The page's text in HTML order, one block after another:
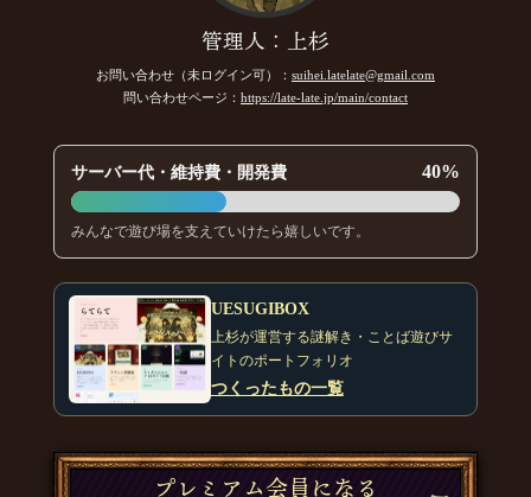
管理人：上杉
お問い合わせ（未ログイン可）： suihei.latelate@gmail.com
問い合わせページ： https://late-late.jp/main/contact
サーバー代・維持費・開発費 40%
みんなで遊び場を支えていけたら嬉しいです。
UESUGIBOX
上杉が運営する謎解き・ことば遊びサ
イトのポートフォリオ
つくったもの一覧
プレミアム会員になる